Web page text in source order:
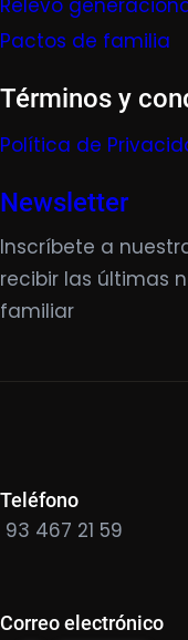
Relevo
Pactos de familia
Términos y
Política de
Newsletter
Inscríbete a
recibir las últimas
familiar
Teléfono
93 467 21 59
Correo electrónico